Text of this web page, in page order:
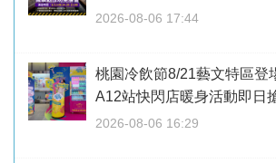
2026-08-06 17:44
桃園冷飲節8/21藝文特區登
A12站快閃店暖身活動即日
2026-08-06 16:29